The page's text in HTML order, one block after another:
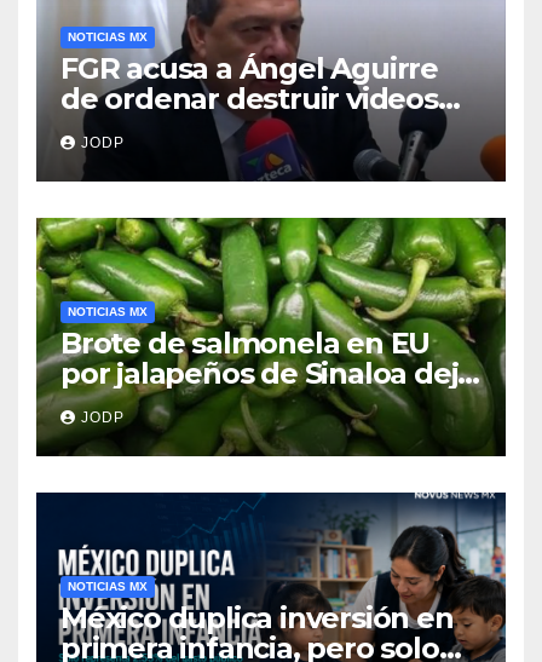
NOTICIAS MX
FGR acusa a Ángel Aguirre
de ordenar destruir videos
clave del caso Ayotzinapa
JODP
NOTICIAS MX
Brote de salmonela en EU
por jalapeños de Sinaloa deja
345 enfermos y 36
hospitalizados
JODP
NOTICIAS MX
México duplica inversión en
primera infancia, pero solo